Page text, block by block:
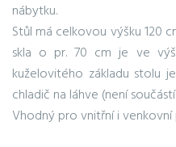
nábytku.
Stůl má celkovou výšku 120
skla o pr. 70 cm je ve
kuželovitého základu stolu
chladič na láhve (není
Vhodný pro vnitřní i venkovní